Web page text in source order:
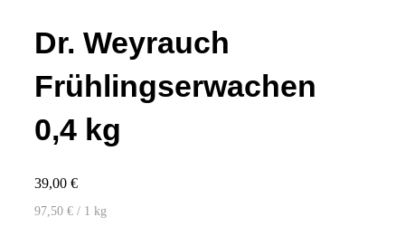
Dr. Weyrauch
Frühlingserwachen
0,4 kg
39,00 €
97,50 € / 1 kg